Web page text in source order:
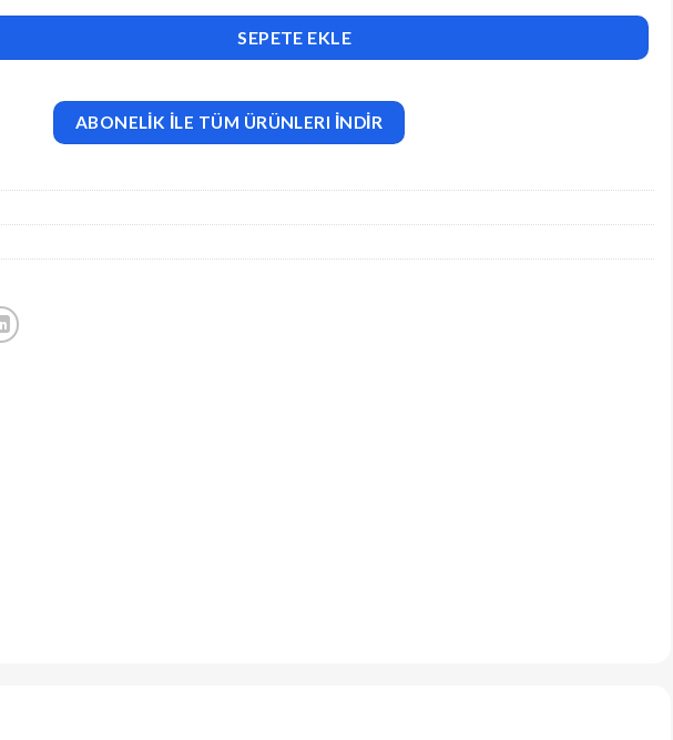
Pro (Product feeds for all platforms) v3.0.1 adet
SEPETE EKLE
ABONELİK İLE TÜM ÜRÜNLERI İNDİR